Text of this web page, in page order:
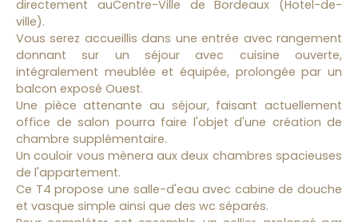
directement auCentre-Ville de Bordeaux (Hotel-de-
ville).
Vous serez accueillis dans une entrée avec rangement
donnant sur un séjour avec cuisine ouverte,
intégralement meublée et équipée, prolongée par un
balcon exposé Ouest.
Une pièce attenante au séjour, faisant actuellement
office de salon pourra faire l'objet d'une création de
chambre supplémentaire.
Un couloir vous mènera aux deux chambres spacieuses
de l'appartement.
Ce T4 propose une salle-d'eau avec cabine de douche
et vasque simple ainsi que des wc séparés.